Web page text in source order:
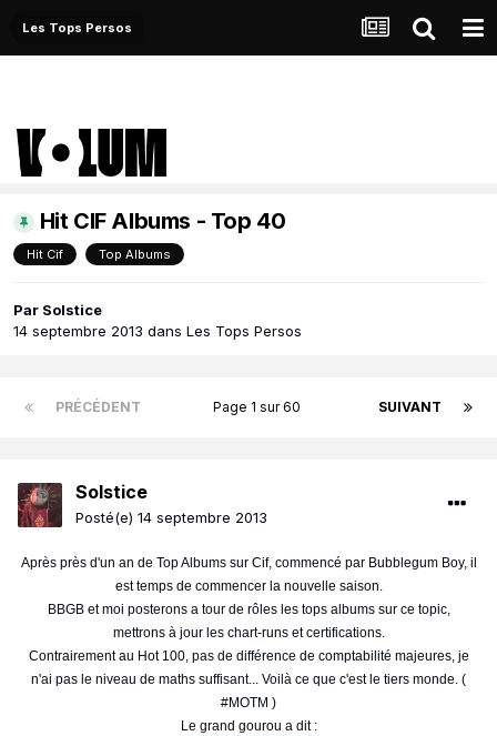
Les Tops Persos
Hit CIF Albums - Top 40
Hit Cif Top Albums
Par Solstice
14 septembre 2013 dans Les Tops Persos
PRÉCÉDENT SUIVANT
Page 1 sur 60
Solstice
Posté(e) 14 septembre 2013
Après près d'un an de Top Albums sur Cif, commencé par Bubblegum Boy, il
est temps de commencer la nouvelle saison.
BBGB et moi posterons a tour de rôles les tops albums sur ce topic,
mettrons à jour les chart-runs et certifications.
Contrairement au Hot 100, pas de différence de comptabilité majeures, je
n'ai pas le niveau de maths suffisant... Voilà ce que c'est le tiers monde. (
#MOTM )
Le grand gourou a dit :